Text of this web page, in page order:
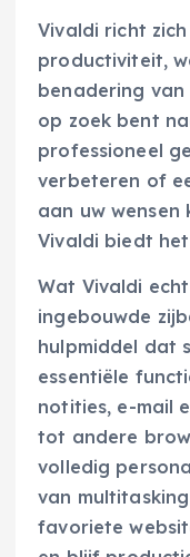
Vivaldi richt
productiviteit,
benadering
op zoek bent
professioneel
verbeteren of
aan uw
Vivaldi biedt
Wat Vivaldi
ingebouwde
hulpmiddel dat
essentiële
notities, e-mail
tot andere
volledig
van
favoriete